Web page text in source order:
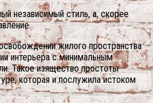
независимый стиль, а, скорее
жилого пространства
интерьера с минимальным
Такое изящество простоты
которая и послужила истоком